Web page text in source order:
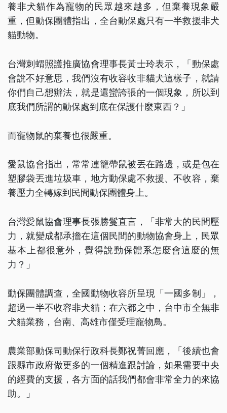
養非犬貓作為寵物的民眾越來越多，但棄養現象嚴
重，但動保團體指出，全台動保處只有一半救援非犬
貓動物。
台灣刺蝟照護推廣協會理事長黃士玲表示，「動保處
會說不好意思，我們沒有收容收非貓犬這樣子，就請
你們自己想辦法，就是還蠻誇張的一個現象，所以到
底我們所謂的動保處到底在保護什麼東西？」
而寵物鼠的棄養也很嚴重。
愛鼠協會指出，常常連籠帶鼠被丟在路邊，或是包在
塑膠袋丟進垃圾車，地方動保處不救援、不收容，棄
養壓力全轉嫁到民間動保團體身上。
台灣愛鼠協會理事長張勝鬘直言，「非常大的民間壓
力，就變成都承擔在這個民間的動物協會身上，民眾
基本上都很意外，覺得說動保體系怎麼會這麼的無
力？」
動保團體調查，全國動物收容所呈現「一國多制」，
超過一半不收容非犬貓；在六都之中，台中市全無非
犬貓業務，台南、高雄市僅受理寵物鳥。
農業部動保司動保行政科長鄭祝菁回應，「後續也會
跟縣市政府做更多的一個精進跟討論，如果需要中央
的經費的支援，各方面的話我們都會非常全力的來協
助。」